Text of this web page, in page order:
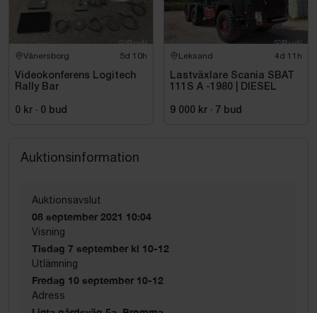
Vänersborg 5d 10h
Videokonferens Logitech
Rally Bar
0 kr · 0 bud
Leksand 4d 11h
Lastväxlare Scania SBAT
111S A -1980 | DIESEL
9 000 kr · 7 bud
Auktionsinformation
Auktionsavslut
08 september 2021 10:04
Visning
Tisdag 7 september kl 10-12
Utlämning
Fredag 10 september 10-12
Adress